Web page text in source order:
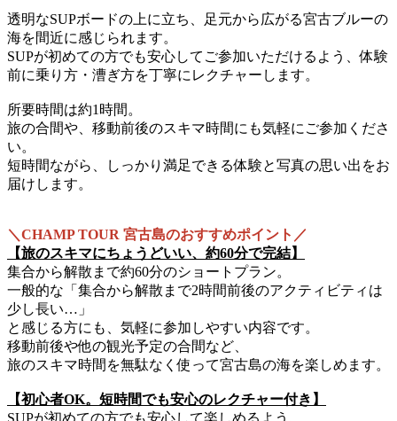
透明なSUPボードの上に立ち、足元から広がる宮古ブルーの
海を間近に感じられます。
SUPが初めての方でも安心してご参加いただけるよう、体験
前に乗り方・漕ぎ方を丁寧にレクチャーします。
所要時間は約1時間。
旅の合間や、移動前後のスキマ時間にも気軽にご参加くださ
い。
短時間ながら、しっかり満足できる体験と写真の思い出をお
届けします。
＼CHAMP TOUR 宮古島のおすすめポイント／
【旅のスキマにちょうどいい、約60分で完結】
集合から解散まで約60分のショートプラン。
一般的な「集合から解散まで2時間前後のアクティビティは
少し長い…」
と感じる方にも、気軽に参加しやすい内容です。
移動前後や他の観光予定の合間など、
旅のスキマ時間を無駄なく使って宮古島の海を楽しめます。
【初心者OK。短時間でも安心のレクチャー付き】